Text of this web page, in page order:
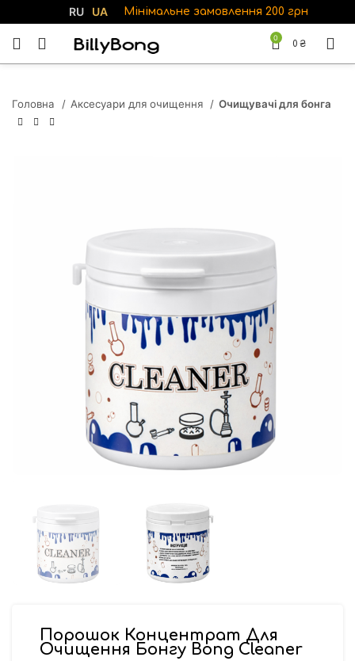
RU UA Мінімальне замовлення 200 грн
0
0 ₴
Головна Аксесуари для очищення Очищувачі для бонга
Порошок Концентрат Для
Очищення Бонгу Bong Cleaner